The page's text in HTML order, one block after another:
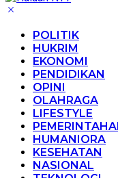
POLITIK
HUKRIM
EKONOMI
PENDIDIKAN
OPINI
OLAHRAGA
LIFESTYLE
HUMANIORA
KESEHATAN
NASIONAL